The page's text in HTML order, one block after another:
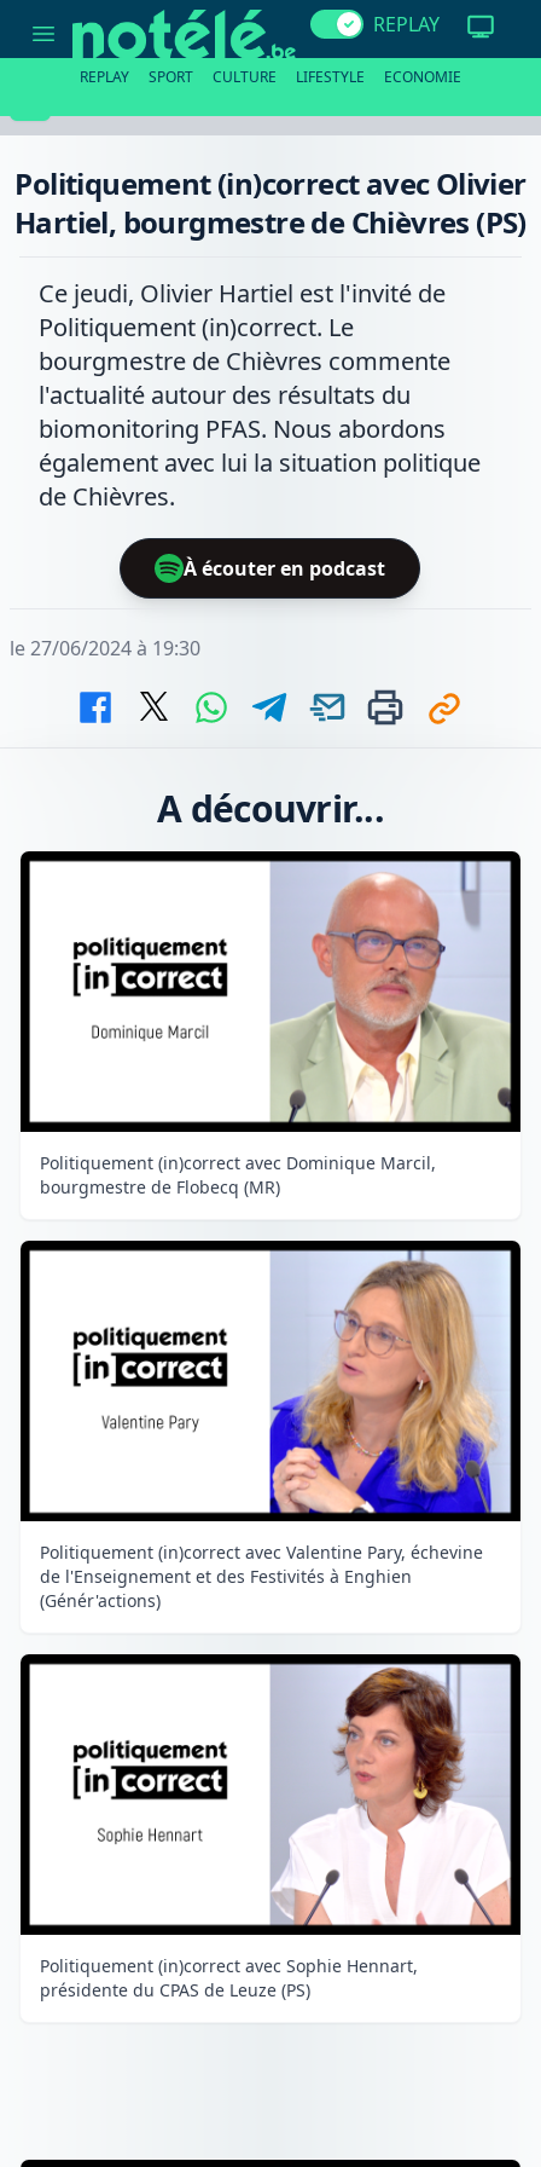
(in)correct
de
REPLAY
REPLAY SPORT CULTURE LIFESTYLE ECONOMIE
Politiquement (in)correct avec Olivier
Hartiel, bourgmestre de Chièvres (PS)
Ce jeudi, Olivier Hartiel est l'invité de
Politiquement (in)correct. Le
bourgmestre de Chièvres commente
l'actualité autour des résultats du
biomonitoring PFAS. Nous abordons
également avec lui la situation politique
de Chièvres.
À écouter en podcast
le 27/06/2024 à 19:30
A découvrir...
Politiquement (in)correct avec Dominique Marcil,
bourgmestre de Flobecq (MR)
Politiquement (in)correct avec Valentine Pary, échevine
de l'Enseignement et des Festivités à Enghien
(Génér'actions)
Politiquement (in)correct avec Sophie Hennart,
présidente du CPAS de Leuze (PS)